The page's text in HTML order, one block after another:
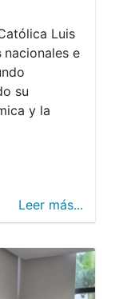
Luis
nacionales e
su
y la
Leer más...